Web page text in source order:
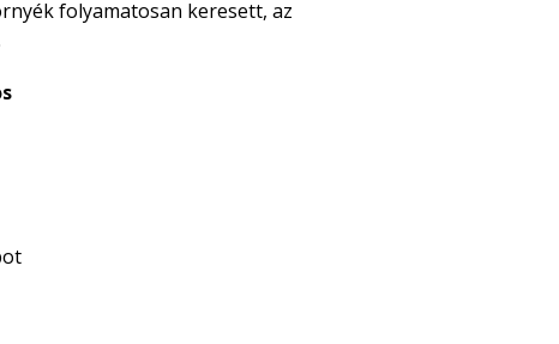
folyamatosan keresett, az